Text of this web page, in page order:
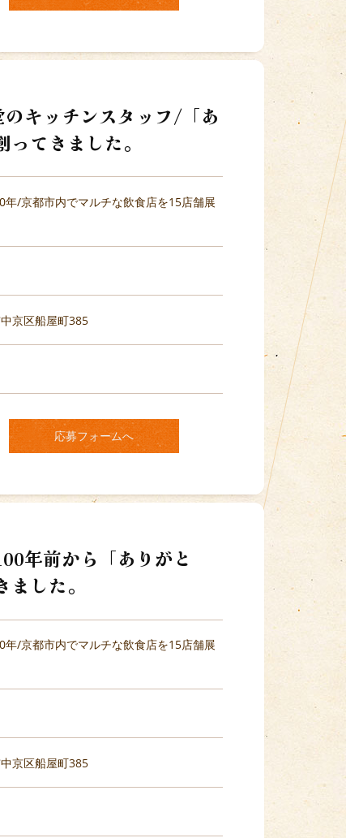
のキッチンスタッフ/「あ
てきました。
/京都市内でマルチな飲食店を15店舗展
京区船屋町385
応募フォームへ
年前から「ありがと
した。
/京都市内でマルチな飲食店を15店舗展
京区船屋町385